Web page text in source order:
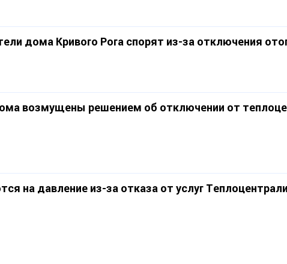
дома Кривого Рога спорят из-за отключения
возмущены решением об отключении от
на давление из-за отказа от услуг Теплоцентрали